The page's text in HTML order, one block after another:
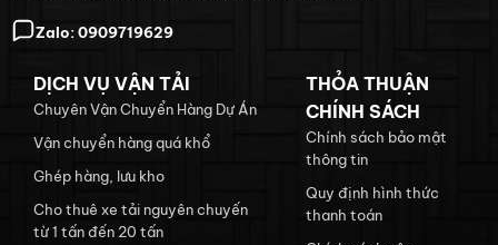
Zalo:0909719629
DỊCH VỤ VẬN TẢI
Chuyên Vận Chuyển Hàng Dự Án
Vận chuyển hàng quá khổ
Ghép hàng, lưu kho
Cho thuê xe tải nguyên chuyến
từ 1 tấn đến 20 tấn
THỎA THUẬN
CHÍNH SÁCH
Chính sách bảo mật
thông tin
Quy định hình thức
thanh toán